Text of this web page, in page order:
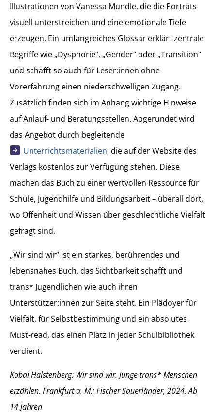
Illustrationen von Vanessa Mundle, die die Porträts
visuell unterstreichen und eine emotionale Tiefe
erzeugen. Ein umfangreiches Glossar erklärt zentrale
Begriffe wie „Dysphorie“, „Gender“ oder „Transition“
und schafft so auch für Leser:innen ohne
Vorerfahrung einen niederschwelligen Zugang.
Zusätzlich finden sich im Anhang wichtige Hinweise
auf Anlauf- und Beratungsstellen. Abgerundet wird
das Angebot durch begleitende
Unterrichtsmaterialien, die auf der Website des
Verlags kostenlos zur Verfügung stehen. Diese
machen das Buch zu einer wertvollen Ressource für
Schule, Jugendhilfe und Bildungsarbeit – überall dort,
wo Offenheit und Wissen über geschlechtliche Vielfalt
gefragt sind.
„Wir sind wir“ ist ein starkes, berührendes und
lebensnahes Buch, das Sichtbarkeit schafft und
trans* Jugendlichen wie auch ihren
Unterstützer:innen zur Seite steht. Ein Plädoyer für
Vielfalt, für Selbstbestimmung und ein absolutes
Must-read, das einen Platz in jeder Schulbibliothek
verdient.
Kobai Halstenberg: Wir sind wir. Junge trans* Menschen
erzählen. Frankfurt a. M.: Fischer Sauerländer, 2024. Ab
14 Jahren